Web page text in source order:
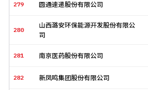
279 圆通速递股份有限公司
280
山西潞安环保能源开发股份有限公
司
281 南京医药股份有限公司
282 新凤鸣集团股份有限公司